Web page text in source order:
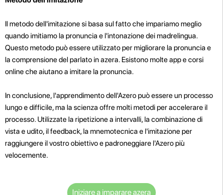
Il metodo dell'imitazione si basa sul fatto che impariamo meglio
quando imitiamo la pronuncia e l'intonazione dei madrelingua.
Questo metodo può essere utilizzato per migliorare la pronuncia e
la comprensione del parlato in azera. Esistono molte app e corsi
online che aiutano a imitare la pronuncia.
In conclusione, l'apprendimento dell'Azero può essere un processo
lungo e difficile, ma la scienza offre molti metodi per accelerare il
processo. Utilizzate la ripetizione a intervalli, la combinazione di
vista e udito, il feedback, la mnemotecnica e l'imitazione per
raggiungere il vostro obiettivo e padroneggiare l'Azero più
velocemente.
Iniziare a imparare azera